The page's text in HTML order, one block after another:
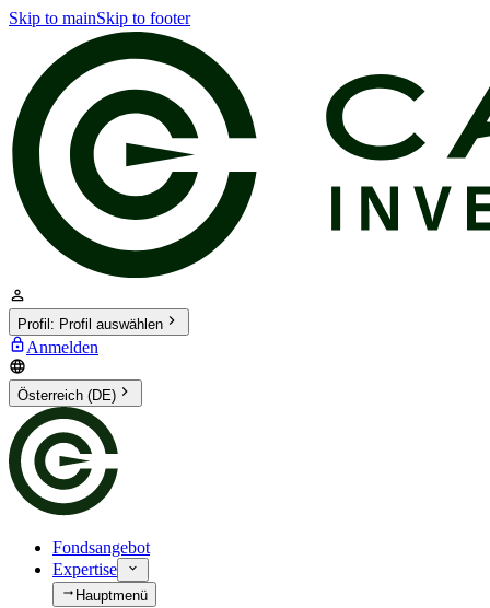
Skip to mainSkip to footer
Profil : Profil auswählen
Anmelden
Österreich (DE)
Fondsangebot
Expertise
Hauptmenü